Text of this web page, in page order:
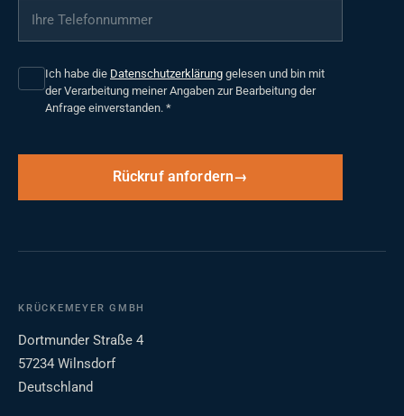
Ihre Telefonnummer
Ich habe die Datenschutzerklärung gelesen und bin mit
der Verarbeitung meiner Angaben zur Bearbeitung der
Anfrage einverstanden. *
Rückruf anfordern
KRÜCKEMEYER GMBH
Dortmunder Straße 4
57234 Wilnsdorf
Deutschland